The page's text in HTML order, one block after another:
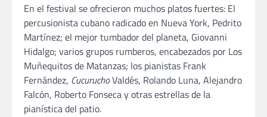
En el festival se ofrecieron muchos platos fuertes: El
percusionista cubano radicado en Nueva York, Pedrito
Martínez; el mejor tumbador del planeta, Giovanni
Hidalgo; varios grupos rumberos, encabezados por Los
Muñequitos de Matanzas; los pianistas Frank
Fernández, CucuruchoValdés, Rolando Luna, Alejandro
Falcón, Roberto Fonseca y otras estrellas de la
pianística del patio.